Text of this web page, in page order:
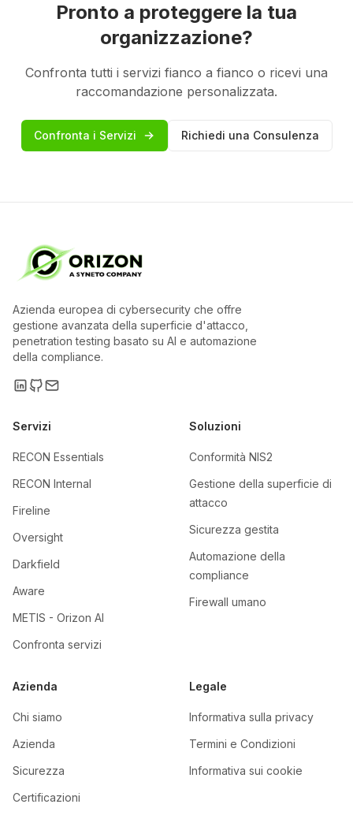
Pronto a proteggere la tua
organizzazione?
Confronta tutti i servizi fianco a fianco o ricevi una
raccomandazione personalizzata.
Confronta i Servizi Richiedi una Consulenza
Azienda europea di cybersecurity che offre
gestione avanzata della superficie d'attacco,
penetration testing basato su AI e automazione
della compliance.
Servizi
RECON Essentials
RECON Internal
Fireline
Oversight
Darkfield
Aware
METIS - Orizon AI
Confronta servizi
Soluzioni
Conformità NIS2
Gestione della superficie di
attacco
Sicurezza gestita
Automazione della
compliance
Firewall umano
Azienda
Chi siamo
Azienda
Sicurezza
Certificazioni
Legale
Informativa sulla privacy
Termini e Condizioni
Informativa sui cookie